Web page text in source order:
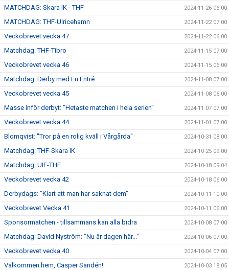
MATCHDAG: Skara IK - THF 2024-11-26 06:00
MATCHDAG: THF-Ulricehamn 2024-11-22 07:00
Veckobrevet vecka 47 2024-11-22 06:00
Matchdag: THF-Tibro 2024-11-15 07:00
Veckobrevet vecka 46 2024-11-15 06:00
Matchdag: Derby med Fri Entré 2024-11-08 07:00
Veckobrevet vecka 45 2024-11-08 06:00
Masse inför derbyt: "Hetaste matchen i hela serien" 2024-11-07 07:00
Veckobrevet vecka 44 2024-11-01 07:00
Blomqvist: "Tror på en rolig kväll i Vårgårda" 2024-10-31 08:00
Matchdag: THF-Skara IK 2024-10-25 09:00
Matchdag: UIF-THF 2024-10-18 09:04
Veckobrevet vecka 42 2024-10-18 06:00
Derbydags: ”Klart att man har saknat dem" 2024-10-11 10:00
Veckobrevet Vecka 41 2024-10-11 06:00
Sponsormatchen - tillsammans kan alla bidra 2024-10-08 07:00
Matchdag: David Nyström: ”Nu är dagen här..." 2024-10-06 07:00
Veckobrevet vecka 40 2024-10-04 07:00
Välkommen hem, Casper Sandén! 2024-10-03 18:05